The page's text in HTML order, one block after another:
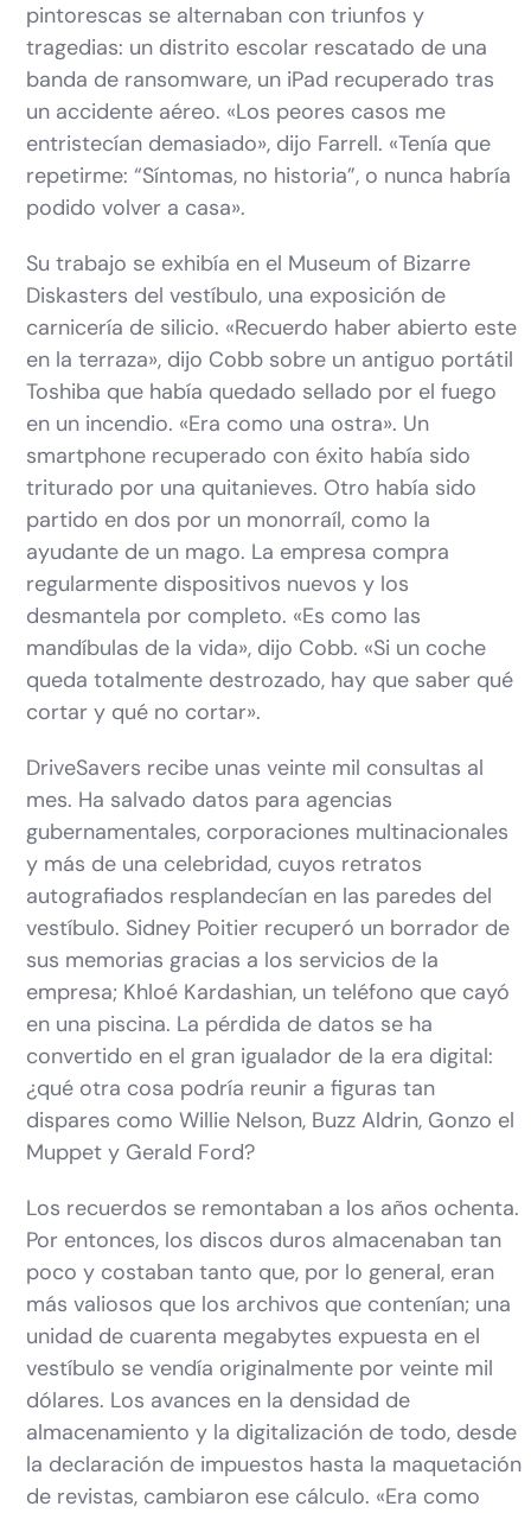
pintorescas se alternaban con triunfos y
tragedias: un distrito escolar rescatado de una
banda de ransomware, un iPad recuperado tras
un accidente aéreo. «Los peores casos me
entristecían demasiado», dijo Farrell. «Tenía que
repetirme: “Síntomas, no historia”, o nunca habría
podido volver a casa».
Su trabajo se exhibía en el Museum of Bizarre
Diskasters del vestíbulo, una exposición de
carnicería de silicio. «Recuerdo haber abierto este
en la terraza», dijo Cobb sobre un antiguo portátil
Toshiba que había quedado sellado por el fuego
en un incendio. «Era como una ostra». Un
smartphone recuperado con éxito había sido
triturado por una quitanieves. Otro había sido
partido en dos por un monorraíl, como la
ayudante de un mago. La empresa compra
regularmente dispositivos nuevos y los
desmantela por completo. «Es como las
mandíbulas de la vida», dijo Cobb. «Si un coche
queda totalmente destrozado, hay que saber qué
cortar y qué no cortar».
DriveSavers recibe unas veinte mil consultas al
mes. Ha salvado datos para agencias
gubernamentales, corporaciones multinacionales
y más de una celebridad, cuyos retratos
autografiados resplandecían en las paredes del
vestíbulo. Sidney Poitier recuperó un borrador de
sus memorias gracias a los servicios de la
empresa; Khloé Kardashian, un teléfono que cayó
en una piscina. La pérdida de datos se ha
convertido en el gran igualador de la era digital:
¿qué otra cosa podría reunir a figuras tan
dispares como Willie Nelson, Buzz Aldrin, Gonzo el
Muppet y Gerald Ford?
Los recuerdos se remontaban a los años ochenta.
Por entonces, los discos duros almacenaban tan
poco y costaban tanto que, por lo general, eran
más valiosos que los archivos que contenían; una
unidad de cuarenta megabytes expuesta en el
vestíbulo se vendía originalmente por veinte mil
dólares. Los avances en la densidad de
almacenamiento y la digitalización de todo, desde
la declaración de impuestos hasta la maquetación
de revistas, cambiaron ese cálculo. «Era como